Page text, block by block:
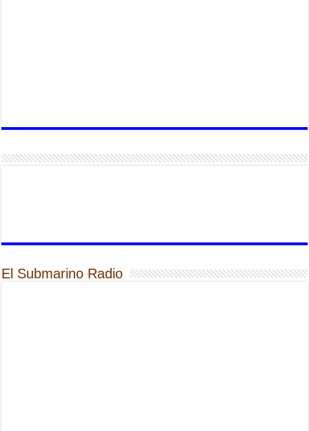
El Submarino Radio